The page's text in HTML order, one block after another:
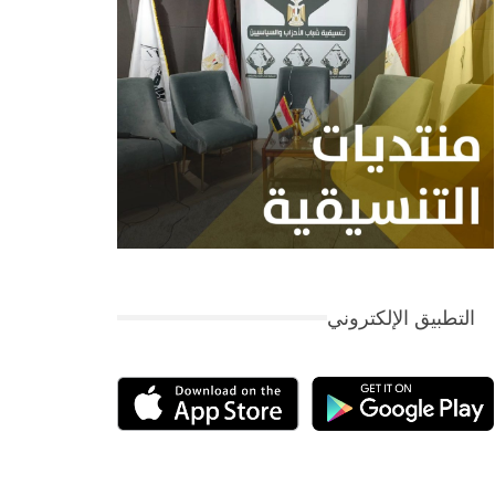
التطبيق الإلكتروني